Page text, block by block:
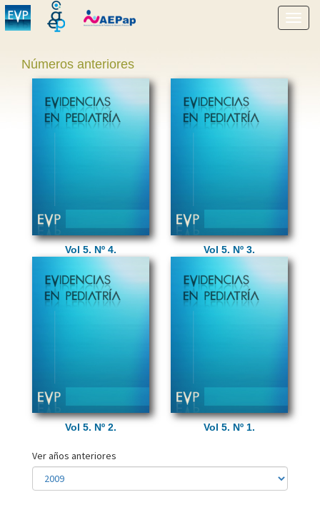
menú
Números anteriores
Vol 5. Nº 4. Vol 5. Nº 3.
Vol 5. Nº 2. Vol 5. Nº 1.
Ver años anteriores